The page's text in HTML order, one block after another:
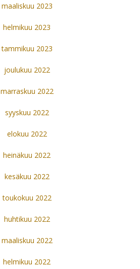
maaliskuu 2023
helmikuu 2023
tammikuu 2023
joulukuu 2022
marraskuu 2022
syyskuu 2022
elokuu 2022
heinäkuu 2022
kesäkuu 2022
toukokuu 2022
huhtikuu 2022
maaliskuu 2022
helmikuu 2022